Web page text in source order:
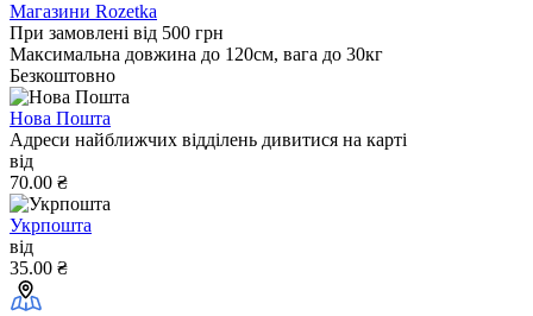
Магазини Rozetka
При замовлені від 500 грн
Максимальна довжина до 120см, вага до 30кг
Безкоштовно
Нова Пошта
Адреси найближчих відділень дивитися на карті
від
70.00 ₴
Укрпошта
від
35.00 ₴